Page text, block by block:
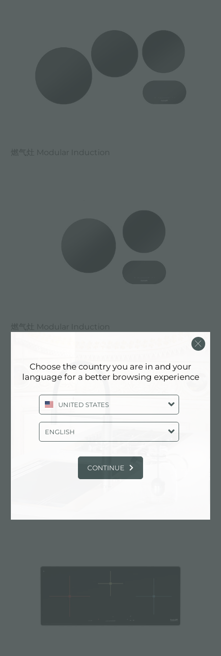
燃气灶 Modular Induction
燃气灶 Modular Induction
Choose the country you are in and your
language for a better browsing experience
UNITED STATES
ENGLISH
CONTINUE